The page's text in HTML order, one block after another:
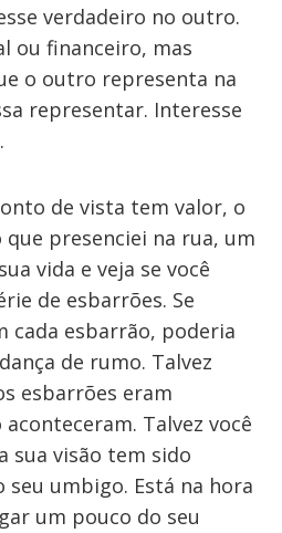
verdadeiro no outro.
ou financeiro, mas
o outro representa na
representar. Interesse
de vista tem valor, o
presenciei na rua, um
vida e veja se você
de esbarrões. Se
cada esbarrão, poderia
de rumo. Talvez
esbarrões eram
Talvez você
sua visão tem sido
umbigo. Está na hora
um pouco do seu